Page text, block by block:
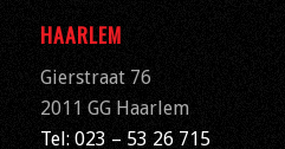
HAARLEM
Gierstraat 76
2011 GG Haarlem
Tel: 023 – 53 26 715